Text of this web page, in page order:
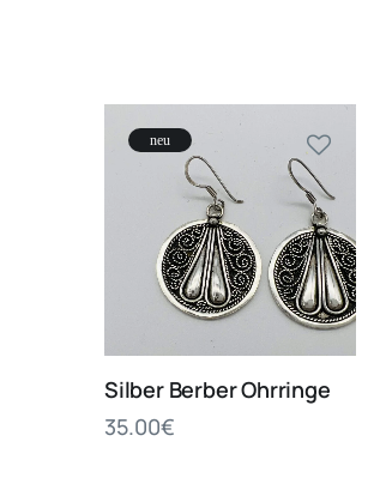
neu
Silber Berber Ohrringe
35.00€